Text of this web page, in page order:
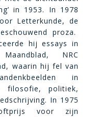
in 1953. In 1978
Letterkunde, de
proza.
hij essays in
NRC
waarin hij fel van
in
filosofie, politiek,
In 1975
voor zijn